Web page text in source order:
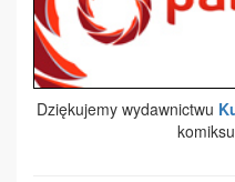
Dziękujemy wydawnictwu